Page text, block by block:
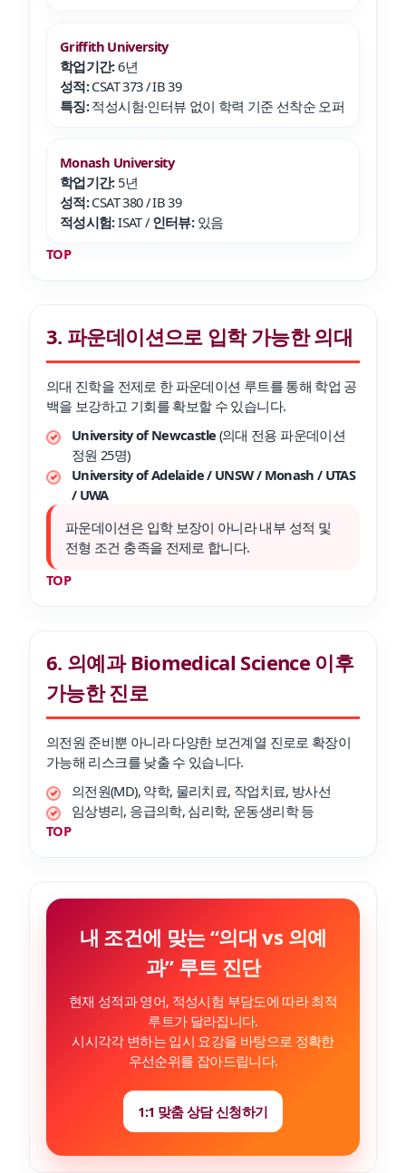
Griffith University
학업기간:6년
성적:CSAT 373 / IB 39
특징:적성시험·인터뷰 없이 학력 기준 선착순 오퍼
Monash University
학업기간:5년
성적:CSAT 380 / IB 39
적성시험:ISAT /인터뷰:있음
TOP
3. 파운데이션으로 입학 가능한 의대
의대 진학을 전제로 한 파운데이션 루트를 통해 학업 공
백을 보강하고 기회를 확보할 수 있습니다.
University of Newcastle (의대 전용 파운데이션
정원 25명)
University of Adelaide / UNSW / Monash / UTAS
/ UWA
파운데이션은 입학 보장이 아니라 내부 성적 및
전형 조건 충족을 전제로 합니다.
TOP
6. 의예과 Biomedical Science 이후
가능한 진로
의전원 준비뿐 아니라 다양한 보건계열 진로로 확장이
가능해 리스크를 낮출 수 있습니다.
의전원(MD), 약학, 물리치료, 작업치료, 방사선
임상병리, 응급의학, 심리학, 운동생리학 등
TOP
내 조건에 맞는 “의대 vs 의예
과” 루트 진단
현재 성적과 영어, 적성시험 부담도에 따라 최적
루트가 달라집니다.
시시각각 변하는 입시 요강을 바탕으로 정확한
우선순위를 잡아드립니다.
1:1 맞춤 상담 신청하기